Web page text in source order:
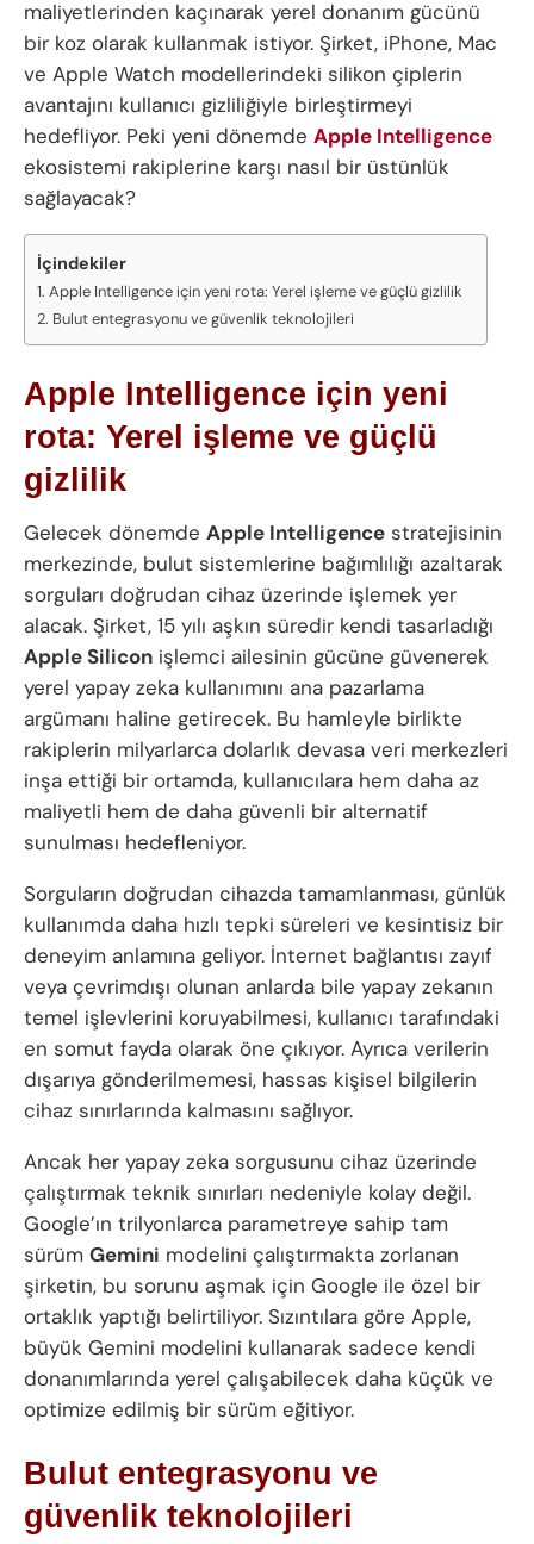
maliyetlerinden kaçınarak yerel donanım gücünü
bir koz olarak kullanmak istiyor. Şirket, iPhone, Mac
ve Apple Watch modellerindeki silikon çiplerin
avantajını kullanıcı gizliliğiyle birleştirmeyi
hedefliyor. Peki yeni dönemde Apple Intelligence
ekosistemi rakiplerine karşı nasıl bir üstünlük
sağlayacak?
İçindekiler
Apple Intelligence için yeni rota: Yerel işleme ve güçlü gizlilik
Bulut entegrasyonu ve güvenlik teknolojileri
Apple Intelligence için yeni
rota: Yerel işleme ve güçlü
gizlilik
Gelecek dönemde Apple Intelligence stratejisinin
merkezinde, bulut sistemlerine bağımlılığı azaltarak
sorguları doğrudan cihaz üzerinde işlemek yer
alacak. Şirket, 15 yılı aşkın süredir kendi tasarladığı
Apple Silicon işlemci ailesinin gücüne güvenerek
yerel yapay zeka kullanımını ana pazarlama
argümanı haline getirecek. Bu hamleyle birlikte
rakiplerin milyarlarca dolarlık devasa veri merkezleri
inşa ettiği bir ortamda, kullanıcılara hem daha az
maliyetli hem de daha güvenli bir alternatif
sunulması hedefleniyor.
Sorguların doğrudan cihazda tamamlanması, günlük
kullanımda daha hızlı tepki süreleri ve kesintisiz bir
deneyim anlamına geliyor. İnternet bağlantısı zayıf
veya çevrimdışı olunan anlarda bile yapay zekanın
temel işlevlerini koruyabilmesi, kullanıcı tarafındaki
en somut fayda olarak öne çıkıyor. Ayrıca verilerin
dışarıya gönderilmemesi, hassas kişisel bilgilerin
cihaz sınırlarında kalmasını sağlıyor.
Ancak her yapay zeka sorgusunu cihaz üzerinde
çalıştırmak teknik sınırları nedeniyle kolay değil.
Google’ın trilyonlarca parametreye sahip tam
sürüm Gemini modelini çalıştırmakta zorlanan
şirketin, bu sorunu aşmak için Google ile özel bir
ortaklık yaptığı belirtiliyor. Sızıntılara göre Apple,
büyük Gemini modelini kullanarak sadece kendi
donanımlarında yerel çalışabilecek daha küçük ve
optimize edilmiş bir sürüm eğitiyor.
Bulut entegrasyonu ve
güvenlik teknolojileri